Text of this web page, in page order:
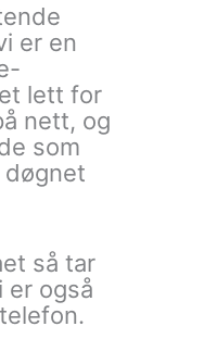
er en
lett for
nett, og
som
så tar
er også